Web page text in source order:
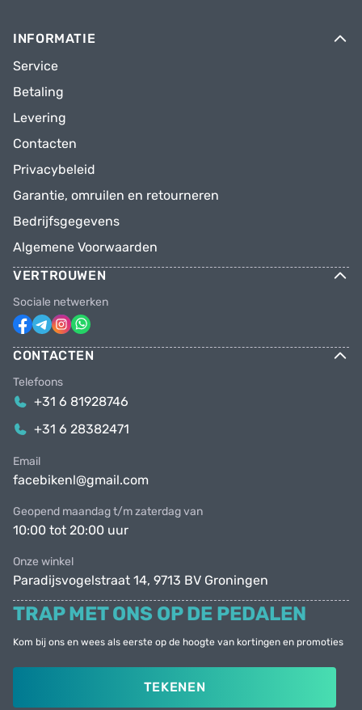
INFORMATIE
Service
Betaling
Levering
Contacten
Privacybeleid
Garantie, omruilen en retourneren
Bedrijfsgegevens
Algemene Voorwaarden
VERTROUWEN
Sociale netwerken
CONTACTEN
Telefoons
+31 6 81928746
+31 6 28382471
Email
facebikenl@gmail.com
Geopend maandag t/m zaterdag van
10:00 tot 20:00 uur
Onze winkel
Paradijsvogelstraat 14, 9713 BV Groningen
TRAP MET ONS OP DE PEDALEN
Kom bij ons en wees als eerste op de hoogte van kortingen en promoties
TEKENEN